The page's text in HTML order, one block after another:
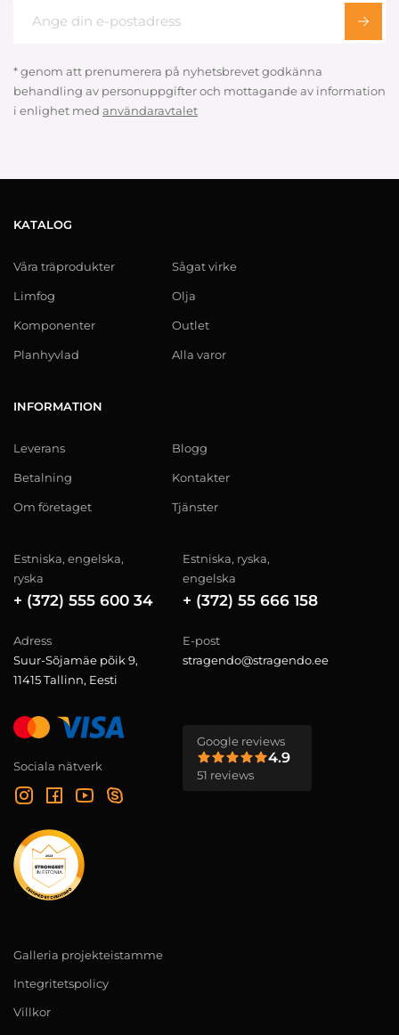
* genom att prenumerera på nyhetsbrevet godkänna
behandling av personuppgifter och mottagande av information
i enlighet med användaravtalet
KATALOG
Våra träprodukter
Limfog
Komponenter
Planhyvlad
Sågat virke
Olja
Outlet
Alla varor
INFORMATION
Leverans
Betalning
Om företaget
Blogg
Kontakter
Tjänster
Estniska, engelska,
ryska
+ (372) 555 600 34
Estniska, ryska,
engelska
+ (372) 55 666 158
Adress
Suur-Sõjamäe põik 9,
11415 Tallinn, Eesti
E-post
stragendo@stragendo.ee
Sociala nätverk
Google reviews
4.9
51 reviews
Galleria projekteistamme
Integritetspolicy
Villkor